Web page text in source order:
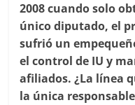
2008 cuando solo
único diputado, el
sufrió un
el control de IU y
afiliados. ¿La línea
la única